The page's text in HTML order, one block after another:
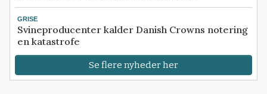
GRISE
Svineproducenter kalder Danish Crowns notering
en katastrofe
Se flere nyheder her